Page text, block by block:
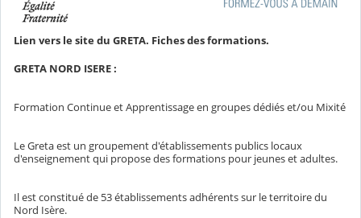
Lien vers le site du GRETA. Fiches des formations.
GRETA NORD ISERE :
Formation Continue et Apprentissage en groupes dédiés et/ou Mixité
Le Greta est un groupement d'établissements publics locaux
d'enseignement qui propose des formations pour jeunes et adultes.
Il est constitué de 53 établissements adhérents sur le territoire du
Nord Isère.